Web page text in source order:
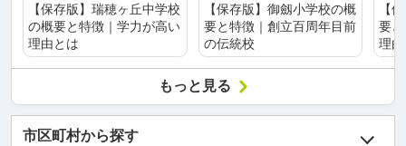
【保存版】瑞穂ヶ丘中学校
の概要と特徴｜学力が高い
理由とは
【保存版】御劔小学校の概
要と特徴｜創立百周年目前
の伝統校
【
要
理
もっと見る
市区町村から探す